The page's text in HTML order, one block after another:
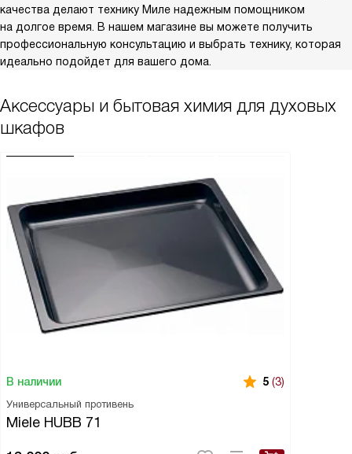
качества делают технику Миле надежным помощником
на долгое время. В нашем магазине вы можете получить
профессиональную консультацию и выбрать технику, которая
идеально подойдет для вашего дома.
Аксессуары и бытовая химия для духовых
шкафов
В наличии 5 (3)
Универсальный противень
Miele HUBB 71